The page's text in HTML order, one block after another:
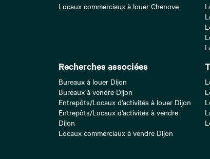
Locaux commerciaux à louer Chenove
Recherches associées
Bureaux à louer Dijon
Bureaux à vendre Dijon
Entrepôts/Locaux d'activités à louer Dijon
Entrepôts/Locaux d'activités à vendre
Dijon
Locaux commerciaux à vendre Dijon